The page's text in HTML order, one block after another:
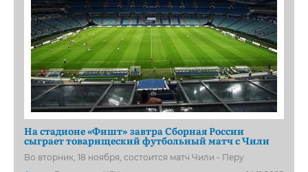
На стадионе «Фишт» завтра Сборная России
сыграет товарищеский футбольный матч с Чили
Во вторник, 18 ноября, состоится матч Чили - Перу